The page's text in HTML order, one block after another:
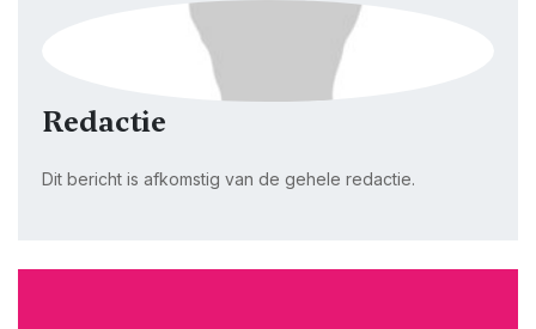
Redactie
Dit bericht is afkomstig van de gehele redactie.